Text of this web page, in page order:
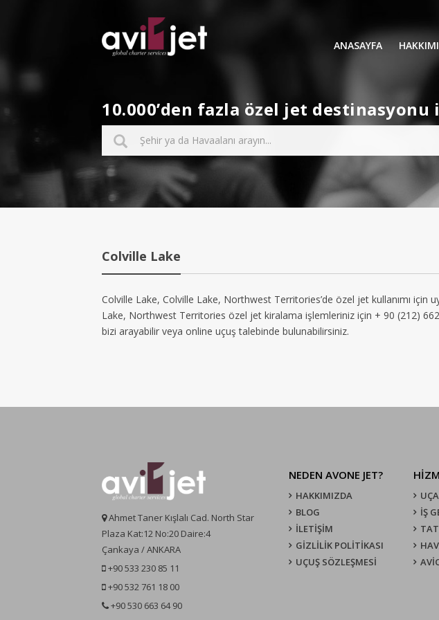
ANASAYFA
10.000’den fazla özel jet destinasyonu
Colville Lake
Colville Lake, Colville Lake, Northwest Territories’de özel jet kullanımı için
Lake, Northwest Territories özel jet kiralama işlemleriniz için + 90 (212)
bizi arayabilir veya online uçuş talebinde bulunabilirsiniz.
Ahmet Taner Kışlalı Cad. North Star
Plaza Kat:12 No:20 Daire:4
Çankaya / ANKARA
+90 533 230 85 11
+90 532 761 18 00
+90 530 663 64 90
NEDEN AVONE JET?
HAKKIMIZDA
BLOG
İLETİŞİM
GİZLİLİK POLİTİKASI
UÇUŞ SÖZLEŞMESI
İŞ